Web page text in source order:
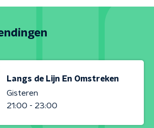
Langs de Lijn En Omstreken
Gisteren
21:00 - 23:00